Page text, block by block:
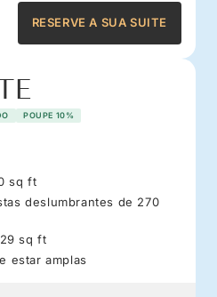
RESERVE A SUA SUITE
POUPE 10%
sq ft
deslumbrantes de 270
sq ft
estar amplas